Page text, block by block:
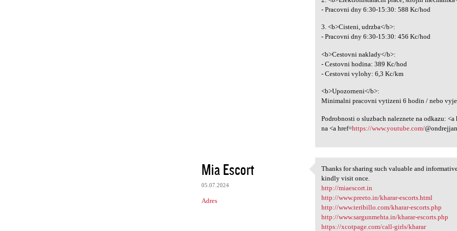
- Pracovni dny 6:30-15:30: 588 Kc/hod
3. <b>Cisteni, udrzba</b>:
- Pracovni dny 6:30-15:30: 456 Kc/hod
<b>Cestovni naklady</b>:
- Cestovni hodina: 389 Kc/hod
- Cestovni vylohy: 6,3 Kc/km
<b>Upozorneni</b>:
Minimalni pracovni vytizeni 6 hodin / nebo
Podrobnosti o sluzbach naleznete na odkazu: <a
na <a href=https://www.youtube.com/
Mia Escort
05.07.2024
Adres
Thanks for sharing such
Thanks for sharing such valuable and
kindly visit once.
http://miaescort.in
http://www.preeto.in/kharar-escorts.html
http://www.teribillo.com/kharar-escorts.php
http://www.sargunmehta.in/kharar-escorts.php
https://xcotpage.com/call-girls/kharar